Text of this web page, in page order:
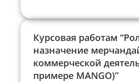
Курсовая работам
назначение
коммерческой
примере MANGO)”